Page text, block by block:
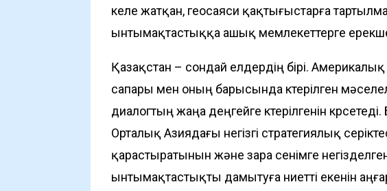
келе жатқан, геосаяси қақтығыстарға
ынтымақтастыққа ашық мемлекеттерге
Қазақстан – сондай елдердің бірі.
сапары мен оның барысында көтерілген
диалогтың жаңа деңгейге көтерілгенін
Орталық Азиядағы негізгі стратегиялық
қарастыратынын және өзара сенімге
ынтымақтастықты дамытуға ниетті екенін